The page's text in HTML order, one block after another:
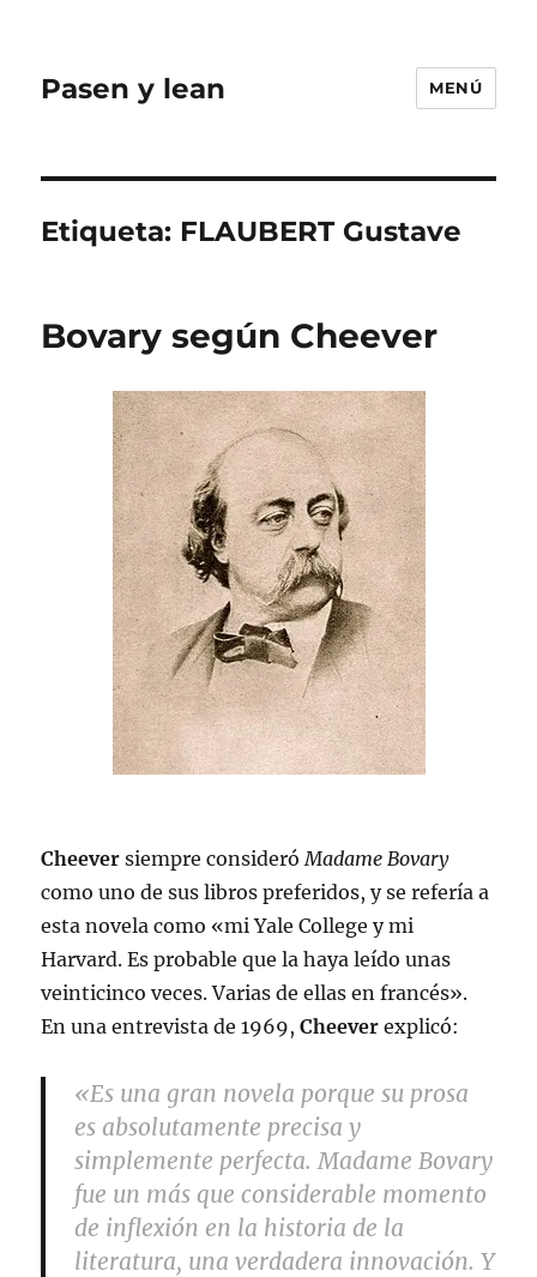
Pasen y lean MENÚ
Etiqueta: FLAUBERT Gustave
Bovary según Cheever
Cheever siempre consideróMadame Bovary
como uno de sus libros preferidos, y se refería a
esta novela como «mi Yale College y mi
Harvard. Es probable que la haya leído unas
veinticinco veces. Varias de ellas en francés».
En una entrevista de 1969,Cheever explicó:
«Es una gran novela porque su prosa
es absolutamente precisa y
simplemente perfecta. Madame Bovary
fue un más que considerable momento
de inflexión en la historia de la
literatura, una verdadera innovación. Y